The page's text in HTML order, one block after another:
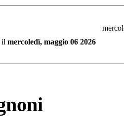
il mercoledì, maggio 06 2026